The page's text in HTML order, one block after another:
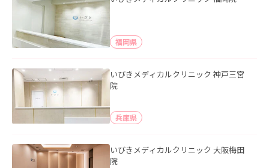
福岡県
いびきメディカルクリニック 神戸三宮
院
兵庫県
いびきメディカルクリニック 大阪梅田
院